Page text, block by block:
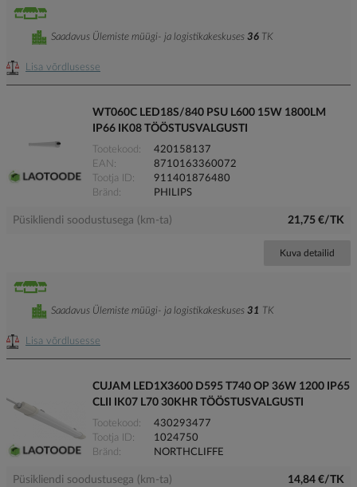
Lisa võrdlusesse
Saadavus Ülemiste müügi- ja logistikakeskuses 36 TK
WT060C LED18S/840 PSU L600 15W 1800LM
IP66 IK08 TÖÖSTUSVALGUSTI
Tootekood
420158137
EAN
8710163360072
Tootja ID
911401876480
Bränd
PHILIPS
Püsikliendi soodustusega (km-ta) 21,75 €/TK
Kuva detailid
Lisa võrdlusesse
Saadavus Ülemiste müügi- ja logistikakeskuses 31 TK
CUJAM LED1X3600 D595 T740 OP 36W 1200 IP65
CLII IK07 L70 30KHR TÖÖSTUSVALGUSTI
Tootekood
430293477
Tootja ID
1024750
Bränd
NORTHCLIFFE
Püsikliendi soodustusega (km-ta) 14,84 €/TK